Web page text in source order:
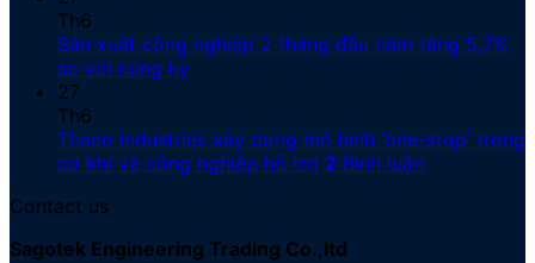
Th6
Sản xuất công nghiệp 2 tháng đầu năm tăng 5,7%
so với cùng kỳ
27
Th6
Thaco Industries xây dựng mô hình ‘one-stop’ trong
cơ khí và công nghiệp hỗ trợ 2 Bình luận
Contact us
Sagotek Engineering Trading Co.,ltd